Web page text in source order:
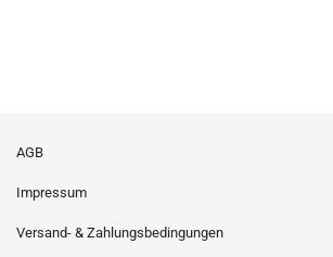
AGB
Impressum
Versand- & Zahlungsbedingungen